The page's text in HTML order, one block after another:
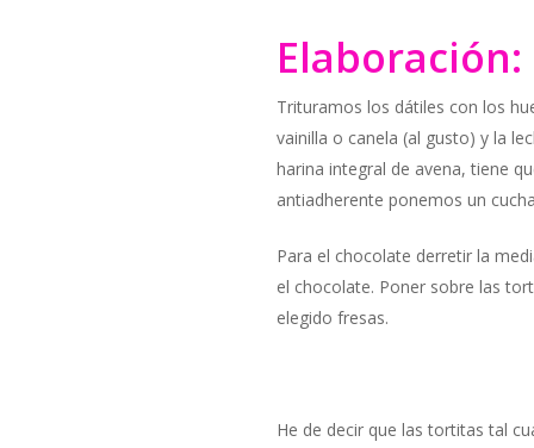
Elaboración:
Trituramos los dátiles con los
vainilla o canela (al gusto) y la
harina integral de avena, tiene
antiadherente ponemos un
Para el chocolate derretir la
el chocolate. Poner sobre las
elegido fresas.
He de decir que las tortitas tal